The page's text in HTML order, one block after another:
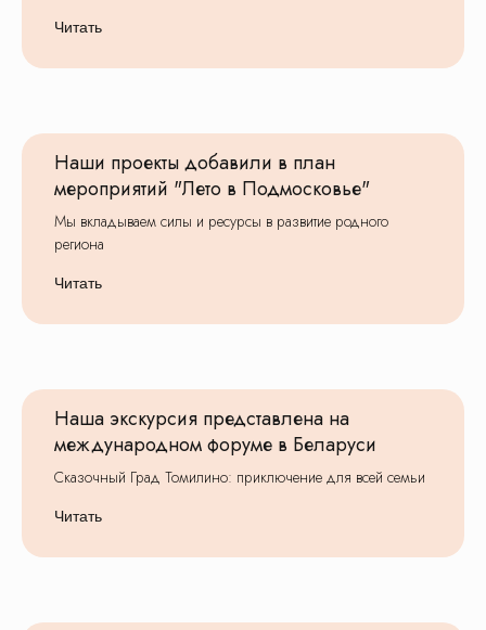
Читать
Наши проекты добавили в план
мероприятий "Лето в Подмосковье"
Мы вкладываем силы и ресурсы в развитие родного
региона
Читать
Наша экскурсия представлена на
международном форуме в Беларуси
Сказочный Град Томилино: приключение для всей семьи
Читать
Школьные экскурсии
Сказочный град
Томилино
postroi@tvojmarshrut.ru
Москва Подмосковье
Производства
Младшие классы
Средние классы
Старшие классы
Рекомендованные
Избушка Яги
Орловский
Туры в Москву
Шоколадная фабрика
1 класс
2 класс